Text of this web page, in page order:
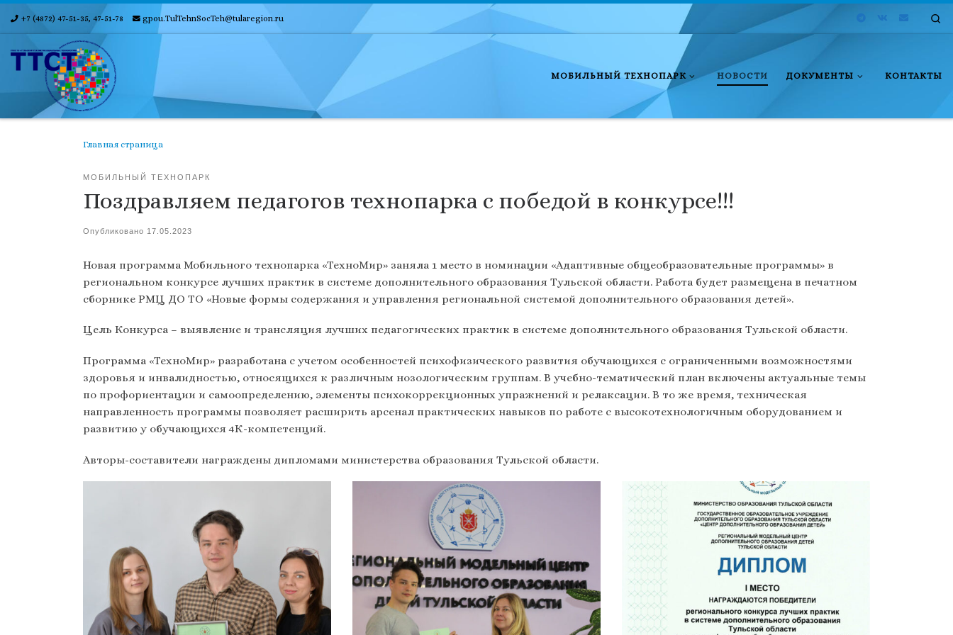
Skip to content
+7 (4872) 47-51-35, 47-51-78 gpou.TulTehnSocTeh@tularegion.ru
МОБИЛЬНЫЙ ТЕХНОПАРК НОВОСТИ ДОКУМЕНТЫ КОНТАКТЫ
Главная страница
МОБИЛЬНЫЙ ТЕХНОПАРК
Поздравляем педагогов технопарка с победой в конкурсе!!!
Опубликовано 17.05.2023
Новая программа Мобильного технопарка «ТехноМир» заняла 1 место в номинации «Адаптивные общеобразовательные программы» в
региональном конкурсе лучших практик в системе дополнительного образования Тульской области. Работа будет размещена в печатном
сборнике РМЦ ДО ТО «Новые формы содержания и управления региональной системой дополнительного образования детей».
Цель Конкурса – выявление и трансляция лучших педагогических практик в системе дополнительного образования Тульской области.
Программа «ТехноМир» разработана с учетом особенностей психофизического развития обучающихся с ограниченными возможностями
здоровья и инвалидностью, относящихся к различным нозологическим группам. В учебно-тематический план включены актуальные темы
по профориентации и самоопределению, элементы психокоррекционных упражнений и релаксации. В то же время, техническая
направленность программы позволяет расширить арсенал практических навыков по работе с высокотехнологичным оборудованием и
развитию у обучающихся 4К-компетенций.
Авторы-составители награждены дипломами министерства образования Тульской области.